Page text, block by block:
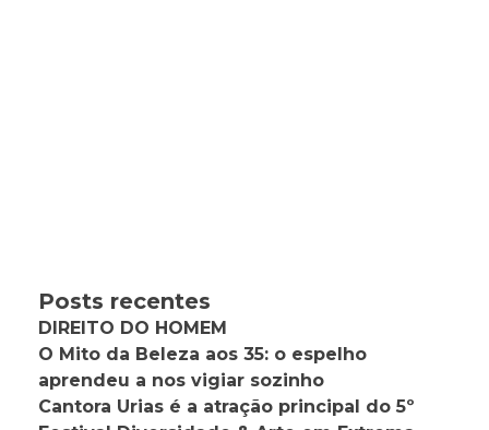
Posts recentes
DIREITO DO HOMEM
O Mito da Beleza aos 35: o espelho
aprendeu a nos vigiar sozinho
Cantora Urias é a atração principal do 5º